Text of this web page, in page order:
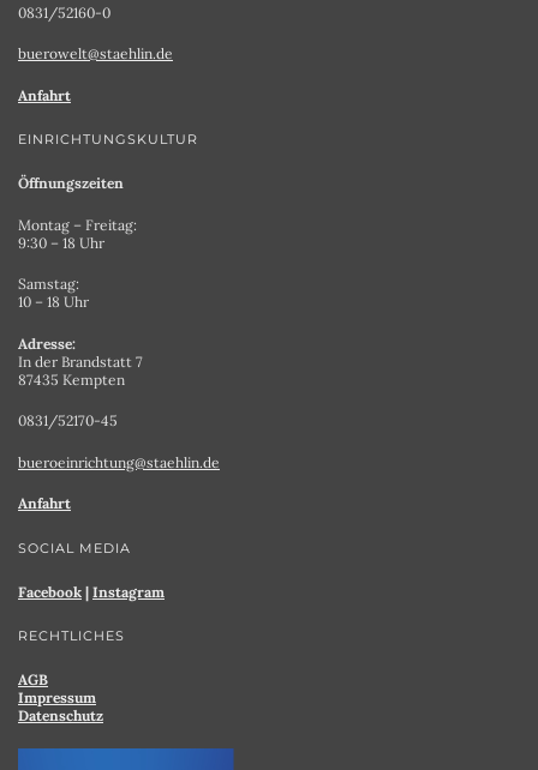
0831/52160-0
buerowelt@staehlin.de
Anfahrt
EINRICHTUNGSKULTUR
Öffnungszeiten
Montag – Freitag:
9:30 – 18 Uhr
Samstag:
10 – 18 Uhr
Adresse:
In der Brandstatt 7
87435 Kempten
0831/52170-45
bueroeinrichtung@staehlin.de
Anfahrt
SOCIAL MEDIA
Facebook | Instagram
RECHTLICHES
AGB
Impressum
Datenschutz